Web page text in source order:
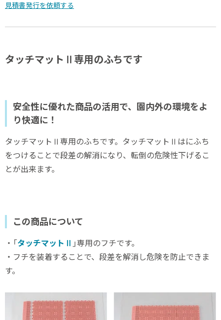
見積書発行を依頼する
タッチマットⅡ専用のふちです
安全性に優れた商品の活用で、園内外の環境をよ
り快適に！
タッチマットⅡ専用のふちです。タッチマットⅡはにふち
をつけることで段差の解消になり、転倒の危険性下げるこ
とが出来ます。
この商品について
・「タッチマットⅡ 」専用のフチです。
・フチを装着することで、段差を解消し危険を防止できま
す。